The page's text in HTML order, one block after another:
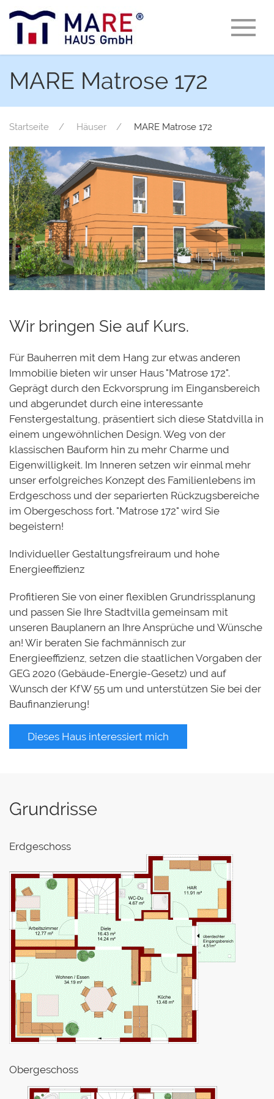
MARE Matrose 172
Startseite Häuser MARE Matrose 172
Wir bringen Sie auf Kurs.
Für Bauherren mit dem Hang zur etwas anderen
Immobilie bieten wir unser Haus "Matrose 172".
Geprägt durch den Eckvorsprung im Eingansbereich
und abgerundet durch eine interessante
Fenstergestaltung, präsentiert sich diese Statdvilla in
einem ungewöhnlichen Design. Weg von der
klassischen Bauform hin zu mehr Charme und
Eigenwilligkeit. Im Inneren setzen wir einmal mehr
unser erfolgreiches Konzept des Familienlebens im
Erdgeschoss und der separierten Rückzugsbereiche
im Obergeschoss fort. "Matrose 172" wird Sie
begeistern!
Individueller Gestaltungsfreiraum und hohe
Energieeffizienz
Profitieren Sie von einer flexiblen Grundrissplanung
und passen Sie Ihre Stadtvilla gemeinsam mit
unseren Bauplanern an Ihre Ansprüche und Wünsche
an! Wir beraten Sie fachmännisch zur
Energieeffizienz, setzen die staatlichen Vorgaben der
GEG 2020 (Gebäude-Energie-Gesetz) und auf
Wunsch der KfW 55 um und unterstützen Sie bei der
Baufinanzierung!
Dieses Haus interessiert mich
Grundrisse
Erdgeschoss
Obergeschoss